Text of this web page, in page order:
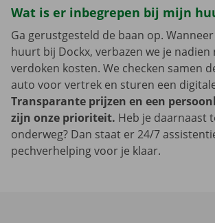
Wat is er inbegrepen bij mijn
Ga gerustgesteld de baan op.
huurt bij Dockx, verbazen we je
verdoken kosten. We checken samen
auto voor vertrek en sturen een
Transparante prijzen en een
zijn onze prioriteit. Heb je daarnaast
onderweg? Dan staat er 24/7
pechverhelping voor je klaar.